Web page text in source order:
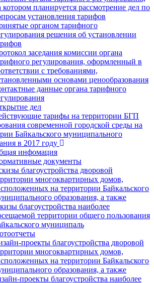
котором планируется рассмотрение дел по
установления тарифов
органом тарифного
решения об установлении
заседания комиссии органа
регулирования, оформленный в
с требованиями,
основами ценообразования
данные органа тарифного
дел
тарифы на территории БГП
современной городской среды на
Байкальского муниципального
в 2017 году
инфомация
документы
благоустройства дворовой
многоквартирных домов,
на территории Байкальского
образования, а также
благоустройства наиболее
территории общего пользования
муниципаль
проекты благоустройства дворовой
многоквартирных домов,
на территории Байкальского
образования, а также
проекты благоустройства наиболее